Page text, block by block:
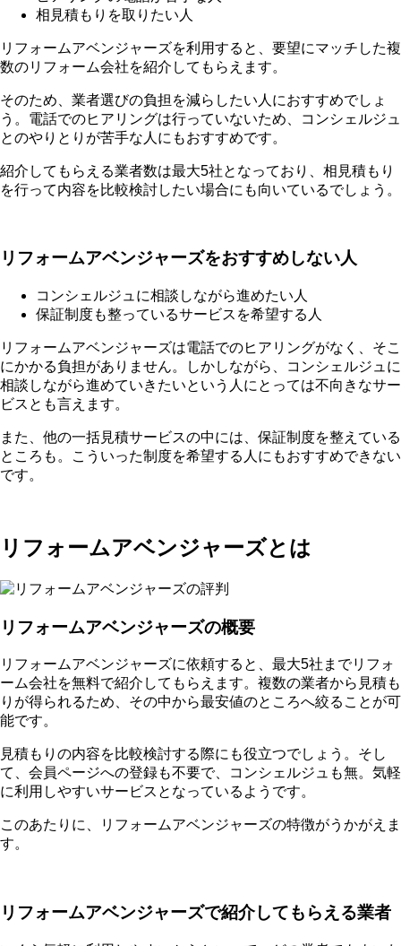
相見積もりを取りたい人
リフォームアベンジャーズを利用すると、要望にマッチした複
数のリフォーム会社を紹介してもらえます。
そのため、業者選びの負担を減らしたい人におすすめでしょ
う。電話でのヒアリングは行っていないため、コンシェルジュ
とのやりとりが苦手な人にもおすすめです。
紹介してもらえる業者数は最大5社となっており、相見積もり
を行って内容を比較検討したい場合にも向いているでしょう。
リフォームアベンジャーズをおすすめしない人
コンシェルジュに相談しながら進めたい人
保証制度も整っているサービスを希望する人
リフォームアベンジャーズは電話でのヒアリングがなく、そこ
にかかる負担がありません。しかしながら、コンシェルジュに
相談しながら進めていきたいという人にとっては不向きなサー
ビスとも言えます。
また、他の一括見積サービスの中には、保証制度を整えている
ところも。こういった制度を希望する人にもおすすめできない
です。
リフォームアベンジャーズとは
リフォームアベンジャーズの概要
リフォームアベンジャーズに依頼すると、最大5社までリフォ
ーム会社を無料で紹介してもらえます。複数の業者から見積も
りが得られるため、その中から最安値のところへ絞ることが可
能です。
見積もりの内容を比較検討する際にも役立つでしょう。そし
て、会員ページへの登録も不要で、コンシェルジュも無。気軽
に利用しやすいサービスとなっているようです。
このあたりに、リフォームアベンジャーズの特徴がうかがえま
す。
リフォームアベンジャーズで紹介してもらえる業者